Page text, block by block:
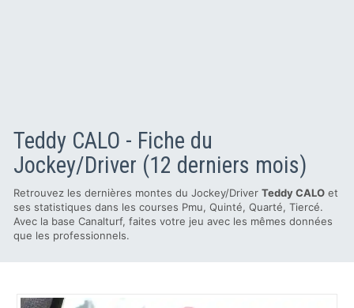
Teddy CALO - Fiche du
Jockey/Driver (12 derniers mois)
Retrouvez les dernières montes du Jockey/Driver Teddy CALO et
ses statistiques dans les courses Pmu, Quinté, Quarté, Tiercé.
Avec la base Canalturf, faites votre jeu avec les mêmes données
que les professionnels.